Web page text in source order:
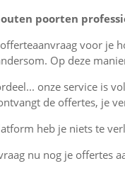
poorten
voor je
Op deze
onze service is
de offertes, je
heb je niets te
nu nog je offertes